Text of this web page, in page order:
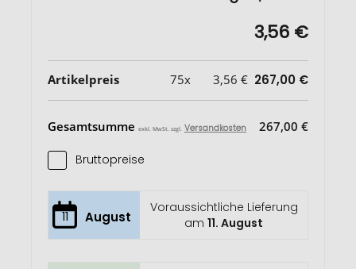
3,56 €
Artikelpreis 75x 3,56 € 267,00 €
Gesamtsumme exkl. MwSt. zzgl. Versandkosten 267,00 €
Bruttopreise
11 August
Voraussichtliche Lieferung
am11. August